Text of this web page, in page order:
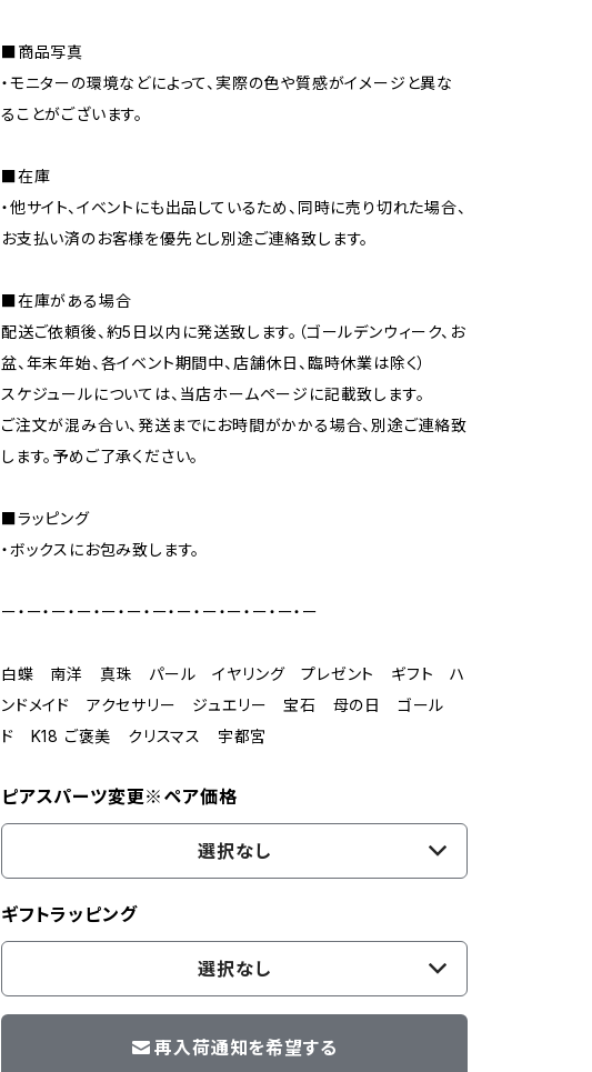
■商品写真
・モニターの環境などによって、実際の色や質感がイメージと異な
ることがございます。
■在庫
・他サイト、イベントにも出品しているため、同時に売り切れた場合、
お支払い済のお客様を優先とし別途ご連絡致します。
■在庫がある場合
配送ご依頼後、約5日以内に発送致します。（ゴールデンウィーク、お
盆、年末年始、各イベント期間中、店舗休日、臨時休業は除く）
スケジュールについては、当店ホームページに記載致します。
ご注文が混み合い、発送までにお時間がかかる場合、別途ご連絡致
します。予めご了承ください。
■ラッピング
・ボックスにお包み致します。
ー・ー・ー・ー・ー・ー・ー・ー・ー・ー・ー・ー・ー
白蝶 南洋 真珠 パール イヤリング プレゼント ギフト ハ
ンドメイド アクセサリー ジュエリー 宝石 母の日 ゴール
ド K18 ご褒美 クリスマス 宇都宮
ピアスパーツ変更※ペア価格
選択なし
ギフトラッピング
選択なし
再入荷通知を希望する